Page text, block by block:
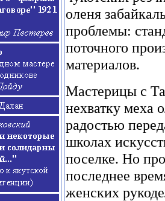
оленя
проблемы:
поточного
материалов.
Мастерицы с
нехватку меха
радостью
школах
поселке. Но
последнее
женских